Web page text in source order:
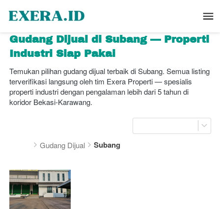
Gudang Dijual di Subang — Properti
Industri Siap Pakai
Temukan pilihan gudang dijual terbaik di Subang. Semua listing
terverifikasi langsung oleh tim Exera Properti — spesialis
properti industri dengan pengalaman lebih dari 5 tahun di
koridor Bekasi-Karawang.
Gudang Dijual Subang